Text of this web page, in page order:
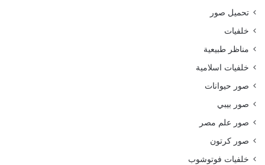
تحميل صور
خلفيات
مناظر طبيعية
خلفيات اسلامية
صور حيوانات
صور بيبي
صور علم مصر
صور كرتون
خلفيات فوتوشوب